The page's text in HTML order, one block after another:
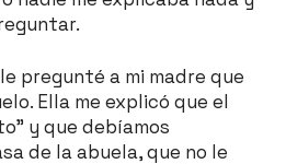
pregunté a mi madre que
Ella me explicó que el
y que debíamos
de la abuela, que no le